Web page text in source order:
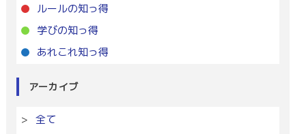
ルールの知っ得
学びの知っ得
あれこれ知っ得
アーカイブ
全て